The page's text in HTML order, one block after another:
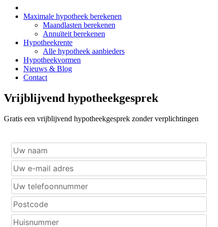
Maximale hypotheek berekenen
Maandlasten berekenen
Annuïteit berekenen
Hypotheekrente
Alle hypotheek aanbieders
Hypotheekvormen
Nieuws & Blog
Contact
Vrijblijvend hypotheekgesprek
Gratis een vrijblijvend hypotheekgesprek zonder verplichtingen